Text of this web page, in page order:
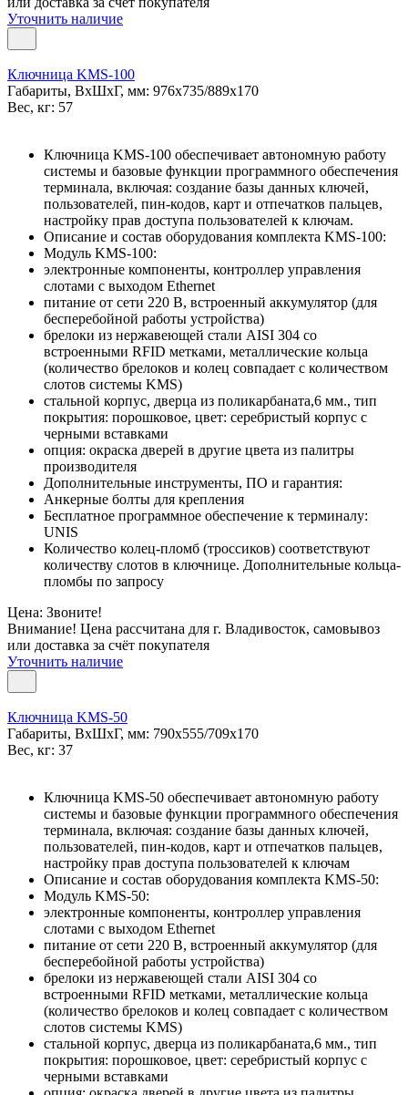
Уточнить наличие
Ключница KMS-100
Габариты, ВxШxГ, мм: 976x735/889x170
Вес, кг: 57
Ключница KMS-100 обеспечивает автономную работу
системы и базовые функции программного обеспечения
терминала, включая: создание базы данных ключей,
пользователей, пин-кодов, карт и отпечатков пальцев,
настройку прав доступа пользователей к ключам.
Описание и состав оборудования комплекта KMS-100:
Модуль KMS-100:
электронные компоненты, контроллер управления
слотами с выходом Ethernet
питание от сети 220 В, встроенный аккумулятор (для
бесперебойной работы устройства)
брелоки из нержавеющей стали AISI 304 со
встроенными RFID метками, металлические кольца
(количество брелоков и колец совпадает с количеством
слотов системы KMS)
стальной корпус, дверца из поликарбаната,6 мм., тип
покрытия: порошковое, цвет: серебристый корпус с
черными вставками
опция: окраска дверей в другие цвета из палитры
производителя
Дополнительные инструменты, ПО и гарантия:
Анкерные болты для крепления
Бесплатное программное обеспечение к терминалу:
UNIS
Количество колец-пломб (троссиков) соответствуют
количеству слотов в ключнице. Дополнительные кольца-
пломбы по запросу
Цена: Звоните!
Внимание! Цена рассчитана для г. Владивосток, самовывоз
или доставка за счёт покупателя
Уточнить наличие
Ключница KMS-50
Габариты, ВxШxГ, мм: 790x555/709x170
Вес, кг: 37
Ключница KMS-50 обеспечивает автономную работу
системы и базовые функции программного обеспечения
терминала, включая: создание базы данных ключей,
пользователей, пин-кодов, карт и отпечатков пальцев,
настройку прав доступа пользователей к ключам
Описание и состав оборудования комплекта KMS-50:
Модуль KMS-50:
электронные компоненты, контроллер управления
слотами с выходом Ethernet
питание от сети 220 В, встроенный аккумулятор (для
бесперебойной работы устройства)
брелоки из нержавеющей стали AISI 304 со
встроенными RFID метками, металлические кольца
(количество брелоков и колец совпадает с количеством
слотов системы KMS)
стальной корпус, дверца из поликарбаната,6 мм., тип
покрытия: порошковое, цвет: серебристый корпус с
черными вставками